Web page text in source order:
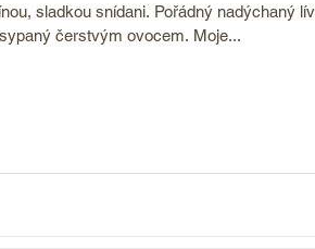
sladkou snídani. Pořádný nadýchaný
čerstvým ovocem. Moje...